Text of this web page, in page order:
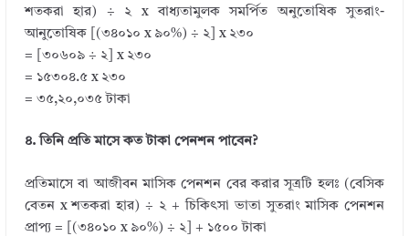
শতকরা হার) ÷ ২ x বাধ্যতামুলক সমর্পিত অনুতোষিক সুতরাং-
আনুতোষিক [(৩৪০১০ x ৯০%) ÷ ২] x ২৩০
= [৩০৬০৯ ÷ ২] x ২৩০
= ১৫৩০৪.৫ x ২৩০
= ৩৫,২০,০৩৫ টাকা
৪. তিনি প্রতি মাসে কত টাকা পেনশন পাবেন?
প্রতিমাসে বা আজীবন মাসিক পেনশন বের করার সূত্রটি হলঃ (বেসিক
বেতন x শতকরা হার) ÷ ২ + চিকিৎসা ভাতা সুতরাং মাসিক পেনশন
প্রাপ্য = [(৩৪০১০ x ৯০%) ÷ ২] + ১৫০০ টাকা